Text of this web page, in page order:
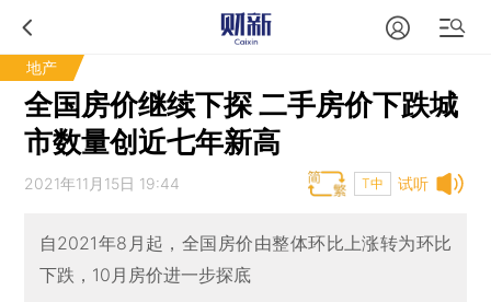
地产
全国房价继续下探 二手房价下跌城
市数量创近七年新高
试听
2021年11月15日 19:44 T中
自2021年8月起，全国房价由整体环比上涨转为环比
下跌，10月房价进一步探底